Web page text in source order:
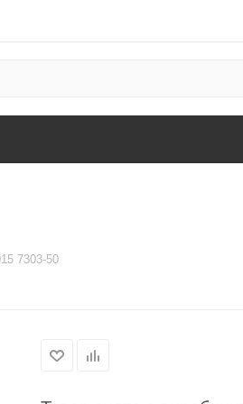
7303-50